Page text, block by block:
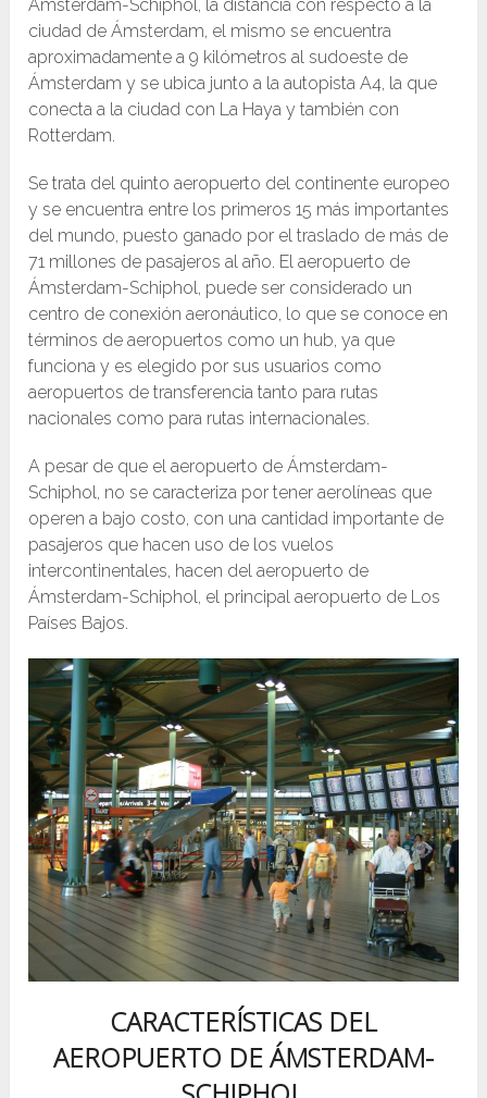
Ámsterdam-Schiphol, la distancia con respecto a la
ciudad de Ámsterdam, el mismo se encuentra
aproximadamente a 9 kilómetros al sudoeste de
Ámsterdam y se ubica junto a la autopista A4, la que
conecta a la ciudad con La Haya y también con
Rotterdam.
Se trata del quinto aeropuerto del continente europeo
y se encuentra entre los primeros 15 más importantes
del mundo, puesto ganado por el traslado de más de
71 millones de pasajeros al año. El aeropuerto de
Ámsterdam-Schiphol, puede ser considerado un
centro de conexión aeronáutico, lo que se conoce en
términos de aeropuertos como un hub, ya que
funciona y es elegido por sus usuarios como
aeropuertos de transferencia tanto para rutas
nacionales como para rutas internacionales.
A pesar de que el aeropuerto de Ámsterdam-
Schiphol, no se caracteriza por tener aerolíneas que
operen a bajo costo, con una cantidad importante de
pasajeros que hacen uso de los vuelos
intercontinentales, hacen del aeropuerto de
Ámsterdam-Schiphol, el principal aeropuerto de Los
Países Bajos.
CARACTERÍSTICAS DEL
AEROPUERTO DE ÁMSTERDAM-